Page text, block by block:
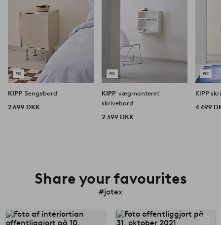
KIPP Sengebord
2 699 DKK
KIPP vægmonteret
skrivebord
2 399 DKK
KIPP
4 499
Share your favourites
#jotex